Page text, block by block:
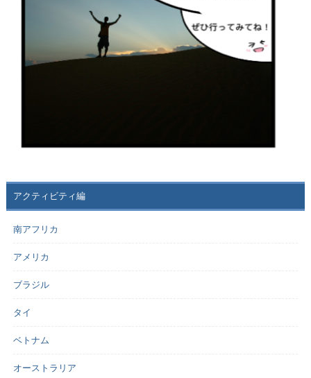
アクティビティ編
南アフリカ
アメリカ
ブラジル
タイ
ベトナム
オーストラリア